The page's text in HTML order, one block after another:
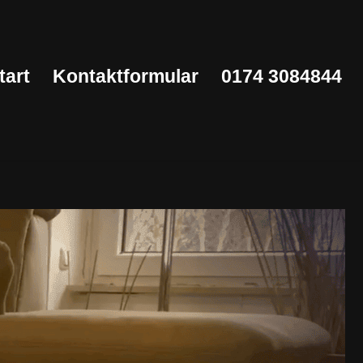
Kontaktformular 0174 3084844
Start Kontaktformular 0174 3084844